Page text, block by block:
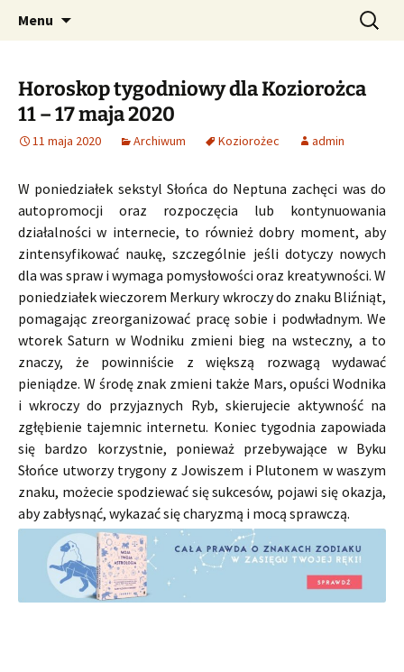
CzaroMarowy horoskop
dzienny, miesięczny i
tygodniowy
Profesjonalne przepowiednie astrologiczne
Menu Szukaj:
Horoskop tygodniowy dla Koziorożca
11 – 17 maja 2020
11 maja 2020 Archiwum Koziorożec admin
W poniedziałek sekstyl Słońca do Neptuna zachęci was do
autopromocji oraz rozpoczęcia lub kontynuowania
działalności w internecie, to również dobry moment, aby
zintensyfikować naukę, szczególnie jeśli dotyczy nowych
dla was spraw i wymaga pomysłowości oraz kreatywności. W
poniedziałek wieczorem Merkury wkroczy do znaku Bliźniąt,
pomagając zreorganizować pracę sobie i podwładnym. We
wtorek Saturn w Wodniku zmieni bieg na wsteczny, a to
znaczy, że powinniście z większą rozwagą wydawać
pieniądze. W środę znak zmieni także Mars, opuści Wodnika
i wkroczy do przyjaznych Ryb, skierujecie aktywność na
zgłębienie tajemnic internetu. Koniec tygodnia zapowiada
się bardzo korzystnie, ponieważ przebywające w Byku
Słońce utworzy trygony z Jowiszem i Plutonem w waszym
znaku, możecie spodziewać się sukcesów, pojawi się okazja,
aby zabłysnąć, wykazać się charyzmą i mocą sprawczą.